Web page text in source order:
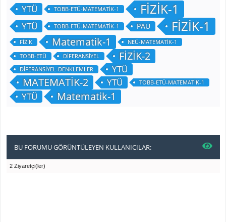
YTÜ TOBB-ETÜ-MATEMATİK-1 FİZİK-1
YTÜ TOBB-ETÜ-MATEMATİK-1 PAU FİZİK-1
FİZİK Matematik-1
NEÜ-MATEMATİK-1
TOBB-ETÜ
DİFERANSİYEL FİZİK-2
DİFERANSİYEL-DENKLEMLER YTÜ
MATEMATİK-2 YTÜ TOBB-ETÜ-MATEMATİK-1
YTÜ Matematik-1
BU FORUMU GÖRÜNTÜLEYEN KULLANICILAR:
2 Ziyaretçi(ler)